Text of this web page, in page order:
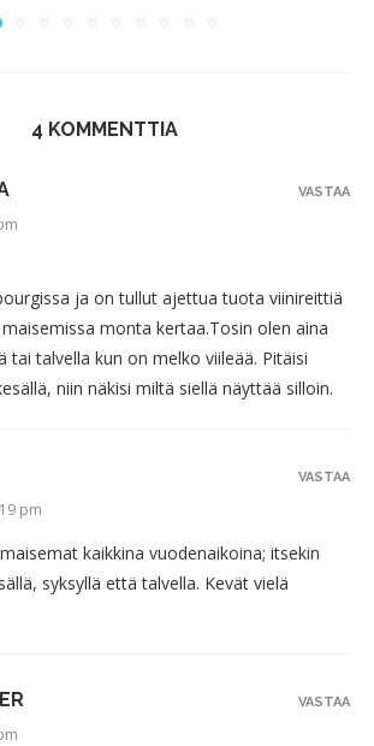
4 KOMMENTTIA
ja on tullut ajettua tuota viinireittiä
monta kertaa.Tosin olen aina
tai talvella kun on melko viileää. Pitäisi
niin näkisi miltä siellä näyttää silloin.
VASTAA
pm
kaikkina vuodenaikoina; itsekin
syksyllä että talvella. Kevät vielä
VASTAA
VASTAA